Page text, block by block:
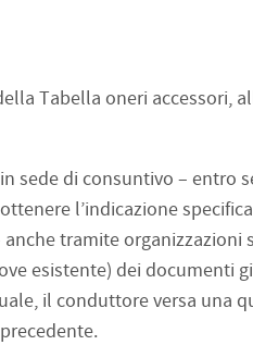
Tabella oneri accessori,
sede di consuntivo – entro
l’indicazione
tramite organizzazioni
esistente) dei documenti
il conduttore versa una